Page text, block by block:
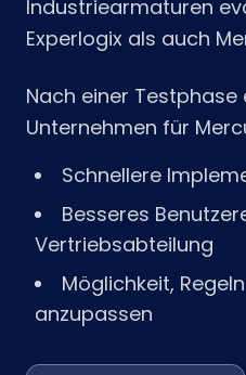
Industriearmaturen
Experlogix als auch
Nach einer
Unternehmen für
Schnellere
Besseres
Vertriebsabteilung
Möglichkeit,
anzupassen